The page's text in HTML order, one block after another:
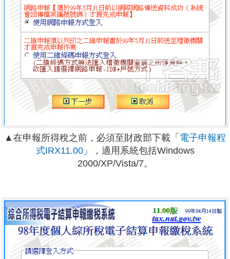
▲在申報所得稅之前，必須至財政部下載「 電子申報程
式IRX11.00」，適用系統包括Windows
2000/XP/Vista/7。